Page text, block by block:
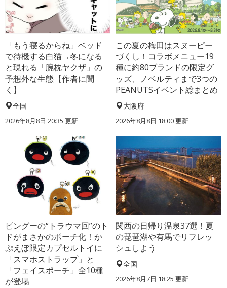
「もう寝るからね」ベッド
で待機する白猫→冬になる
と現れる「腕枕ヤクザ」の
予想外な生態【作者に聞
く】
全国
2026年8月8日 20:35 更新
この夏の梅田はスヌーピー
づくし！コラボメニュー19
種に約80ブランドの限定グ
ッズ、ノベルティまで3つの
PEANUTSイベント総まとめ
大阪府
2026年8月8日 18:00更新
ピングーの“トラウマ回”のト
ドがまさかのポーチ化！か
ぷえぼ限定カプセルトイに
「スマホストラップ」と
「フェイスポーチ」全10種
が登場
関西の日帰り温泉37選！夏
の琵琶湖や有馬でリフレッ
シュしよう
全国
2026年8月7日 18:25 更新